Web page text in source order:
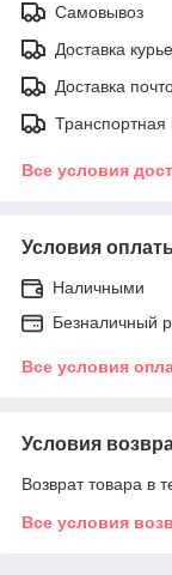
Самовывоз
Доставка
Доставка
Транспортная
Все условия
Условия
Наличными
Безналичный
Все условия
Условия
Возврат товара в
Все условия